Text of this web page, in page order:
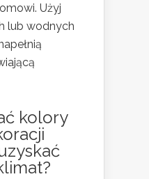
Użyj
lub wodnych
kolory